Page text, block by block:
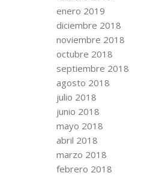
enero 2019
diciembre 2018
noviembre 2018
octubre 2018
septiembre 2018
agosto 2018
julio 2018
junio 2018
mayo 2018
abril 2018
marzo 2018
febrero 2018